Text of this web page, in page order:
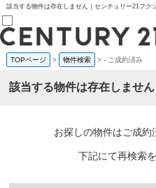
該当する物件は存在しません｜センチュリー21フク
売買部
0120-800-844
賃貸部
会員メニュー
TOPページ > 物件検索 >- ご成約済み
該当する物件は存在しません
お探しの物件はご成約
下記にて再検索